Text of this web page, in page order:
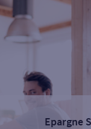
Epargne